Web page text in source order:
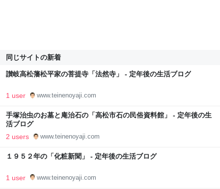
同じサイトの新着
讃岐高松藩松平家の菩提寺「法然寺」 - 定年後の生活ブログ
1 user www.teinenoyaji.com
手塚治虫のお墓と庵治石の「高松市石の民俗資料館」 - 定年後の生
活ブログ
2 users www.teinenoyaji.com
１９５２年の「化粧新聞」 - 定年後の生活ブログ
1 user www.teinenoyaji.com